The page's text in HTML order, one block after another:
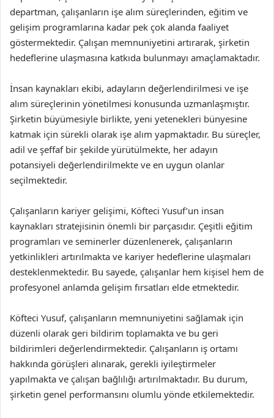
departman, çalışanların işe alım süreçlerinden, eğitim ve
gelişim programlarına kadar pek çok alanda faaliyet
göstermektedir. Çalışan memnuniyetini artırarak, şirketin
hedeflerine ulaşmasına katkıda bulunmayı amaçlamaktadır.
İnsan kaynakları ekibi, adayların değerlendirilmesi ve işe
alım süreçlerinin yönetilmesi konusunda uzmanlaşmıştır.
Şirketin büyümesiyle birlikte, yeni yetenekleri bünyesine
katmak için sürekli olarak işe alım yapmaktadır. Bu süreçler,
adil ve şeffaf bir şekilde yürütülmekte, her adayın
potansiyeli değerlendirilmekte ve en uygun olanlar
seçilmektedir.
Çalışanların kariyer gelişimi, Köfteci Yusuf’un insan
kaynakları stratejisinin önemli bir parçasıdır. Çeşitli eğitim
programları ve seminerler düzenlenerek, çalışanların
yetkinlikleri artırılmakta ve kariyer hedeflerine ulaşmaları
desteklenmektedir. Bu sayede, çalışanlar hem kişisel hem de
profesyonel anlamda gelişim fırsatları elde etmektedir.
Köfteci Yusuf, çalışanların memnuniyetini sağlamak için
düzenli olarak geri bildirim toplamakta ve bu geri
bildirimleri değerlendirmektedir. Çalışanların iş ortamı
hakkında görüşleri alınarak, gerekli iyileştirmeler
yapılmakta ve çalışan bağlılığı artırılmaktadır. Bu durum,
şirketin genel performansını olumlu yönde etkilemektedir.